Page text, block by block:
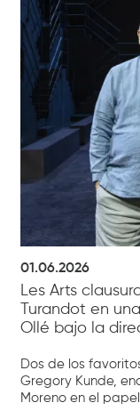
01.06.2026
Les Arts
Turandot en
Ollé bajo la
Dos de los
Gregory Kunde,
Moreno en el